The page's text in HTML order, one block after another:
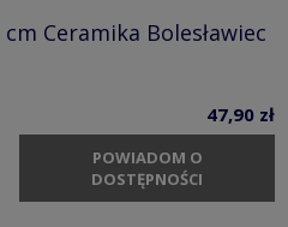
Ceramika Bolesławiec
47,90 zł
POWIADOM O
DOSTĘPNOŚCI